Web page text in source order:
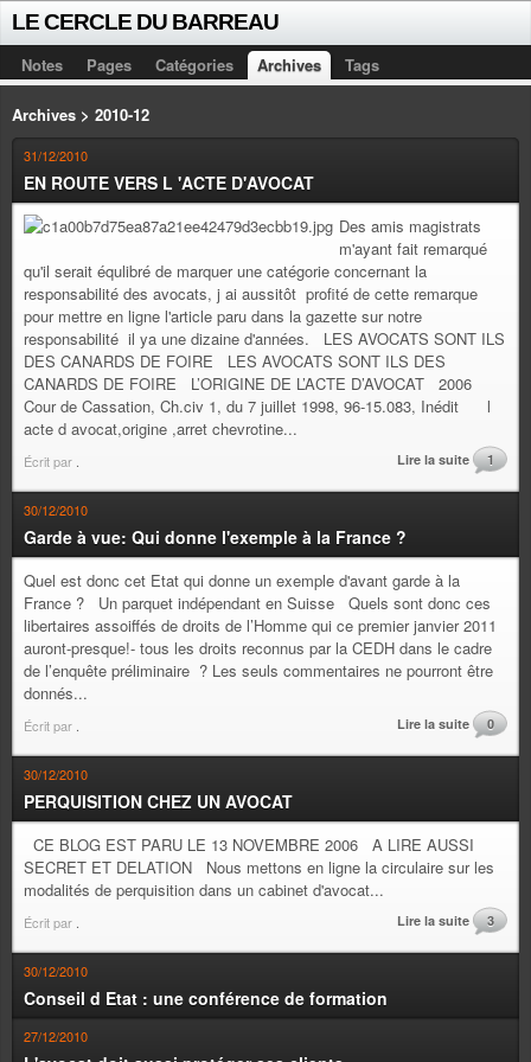
LE CERCLE DU BARREAU
Notes Pages Catégories Archives Tags
Archives > 2010-12
31/12/2010
EN ROUTE VERS L 'ACTE D'AVOCAT
Des amis magistrats
m'ayant fait remarqué
qu'il serait équlibré de marquer une catégorie concernant la
responsabilité des avocats, j ai aussitôt profité de cette remarque
pour mettre en ligne l'article paru dans la gazette sur notre
responsabilité il ya une dizaine d'années. LES AVOCATS SONT ILS
DES CANARDS DE FOIRE LES AVOCATS SONT ILS DES
CANARDS DE FOIRE L’ORIGINE DE L’ACTE D’AVOCAT 2006
Cour de Cassation, Ch.civ 1, du 7 juillet 1998, 96-15.083, Inédit l
acte d avocat,origine ,arret chevrotine...
Écrit par Lire la suite 1
30/12/2010
Garde à vue: Qui donne l'exemple à la France ?
Quel est donc cet Etat qui donne un exemple d'avant garde à la
France ? Un parquet indépendant en Suisse Quels sont donc ces
libertaires assoiffés de droits de l’Homme qui ce premier janvier 2011
auront-presque!- tous les droits reconnus par la CEDH dans le cadre
de l’enquête préliminaire ? Les seuls commentaires ne pourront être
donnés...
Écrit par Lire la suite 0
30/12/2010
PERQUISITION CHEZ UN AVOCAT
CE BLOG EST PARU LE 13 NOVEMBRE 2006 A LIRE AUSSI
SECRET ET DELATION Nous mettons en ligne la circulaire sur les
modalités de perquisition dans un cabinet d'avocat...
Écrit par Lire la suite 3
30/12/2010
Conseil d Etat : une conférence de formation
27/12/2010